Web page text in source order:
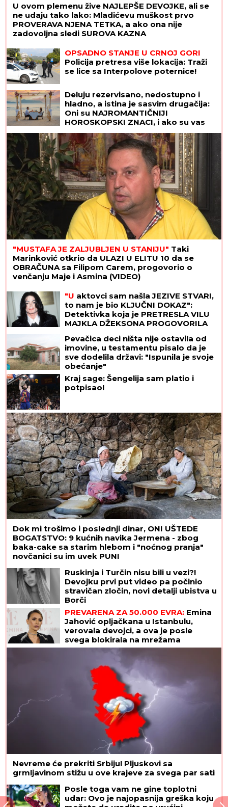
U ovom plemenu žive NAJLEPŠE DEVOJKE, ali se
ne udaju tako lako: Mladićevu muškost prvo
PROVERAVA NJENA TETKA, a ako ona nije
zadovoljna sledi SUROVA KAZNA
OPSADNO STANJE U CRNOJ GORI
Policija pretresa više lokacija: Traži
se lice sa Interpolove poternice!
Deluju rezervisano, nedostupno i
hladno, a istina je sasvim drugačija:
Oni su NAJROMANTIČNIJI
HOROSKOPSKI ZNACI, i ako su vas
izabrali - pravi ste SREĆNIK!
"MUSTAFA JE ZALJUBLJEN U STANIJU" Taki
Marinković otkrio da ULAZI U ELITU 10 da se
OBRAČUNA sa Filipom Carem, progovorio o
venčanju Maje i Asmina (VIDEO)
"U aktovci sam našla JEZIVE STVARI,
to nam je bio KLJUČNI DOKAZ":
Detektivka koja je PRETRESLA VILU
MAJKLA DŽEKSONA PROGOVORILA
TAJNA VRATA"
Pevačica deci ništa nije ostavila od
imovine, u testamentu pisalo da je
sve dodelila državi: "Ispunila je svoje
obećanje"
Kraj sage: Šengelija sam platio i
potpisao!
Dok mi trošimo i poslednji dinar, ONI UŠTEDE
BOGATSTVO: 9 kućnih navika Jermena - zbog
baka-cake sa starim hlebom i "noćnog pranja"
novčanici su im uvek PUNI
Ruskinja i Turčin nisu bili u vezi?!
Devojku prvi put video pa počinio
stravičan zločin, novi detalji ubistva u
Borči
PREVARENA ZA 50.000 EVRA: Emina
Jahović opljačkana u Istanbulu,
verovala devojci, a ova je posle
svega blokirala na mrežama
Nevreme će prekriti Srbiju! Pljuskovi sa
grmljavinom stižu u ove krajeve za svega par sati
Posle toga vam ne gine toplotni
udar: Ovo je najopasnija greška koju